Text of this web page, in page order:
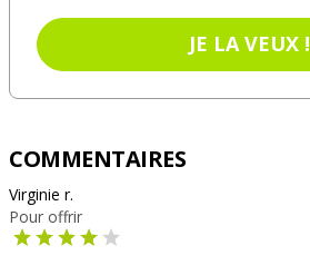
JE LA VEUX !
COMMENTAIRES
Virginie r.
Pour offrir